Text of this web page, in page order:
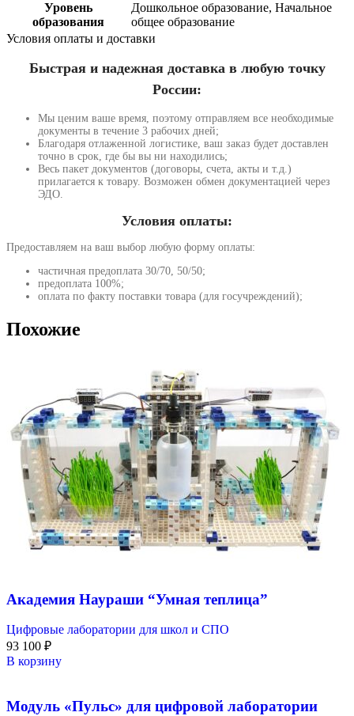
Уровень
образования
Дошкольное образование, Начальное
общее образование
Условия оплаты и доставки
Быстрая и надежная доставка в любую точку
России:
Мы ценим ваше время, поэтому отправляем все необходимые
документы в течение 3 рабочих дней;
Благодаря отлаженной логистике, ваш заказ будет доставлен
точно в срок, где бы вы ни находились;
Весь пакет документов (договоры, счета, акты и т.д.)
прилагается к товару. Возможен обмен документацией через
ЭДО.
Условия оплаты:
Предоставляем на ваш выбор любую форму оплаты:
частичная предоплата 30/70, 50/50;
предоплата 100%;
оплата по факту поставки товара (для госучреждений);
Похожие
Академия Наураши “Умная теплица”
Цифровые лаборатории для школ и СПО
93 100 ₽
В корзину
Модуль «Пульс» для цифровой лаборатории